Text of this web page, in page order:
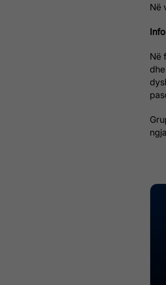
Në
Në